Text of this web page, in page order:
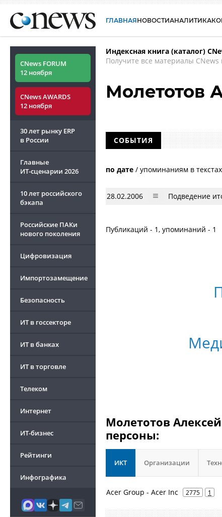
ГЛАВНАЯНОВОСТИАНАЛИТИКА
CNews FORUM
12 ноября
CNews AWARDS
12 ноября
30 лет рынку ERP
в России
Главные
ИТ-сценарии 2026
10 лет российского
бэкапа
Российские ПАКи
нового поколения
Цифровизация
Импортозамещение
Безопасность
ИТ в госсекторе
ИТ в банках
ИТ в торговле
Телеком
Интернет
ИТ-бизнес
Рейтинги
Инфографика
Индексная книга (каталог)
Получите все материалы
Молетотов
СОБЫТИЯ
по дате / упоминаниям в текстах
28.02.2006 Подведение
Публикаций - 1, упоминаний - 1
Молетотов
персоны:
ИКТ Организации
Acer Group - Acer Inc 2775 1